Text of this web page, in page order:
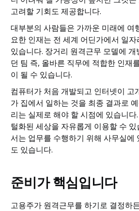
고려할 기회도 제공합니다.
대부분의 사람들은 가까운 미래에 여
요한 인재는 전 세계 어딘가에서 일
있습니다. 장거리 원격근무 모델에
던 팀 즉, 올바른 직무에 적합한 인재
이 될 수 있습니다.
컴퓨터가 처음 개발되고 인터넷이 고
가 집에서 일하는 것을 최종 결과로
리는 실제로 해야 할 시점에 있습니
털화된 세상을 자유롭게 이용할 수
서는 업무를 수행하기 위해 사무실에
도 있습니다.
준비가 핵심입니다
고용주가 원격근무를 하기로 결정하